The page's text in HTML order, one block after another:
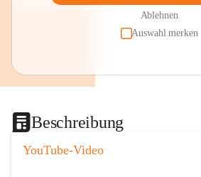
Ablehnen
Auswahl merken
Beschreibung
YouTube-Video